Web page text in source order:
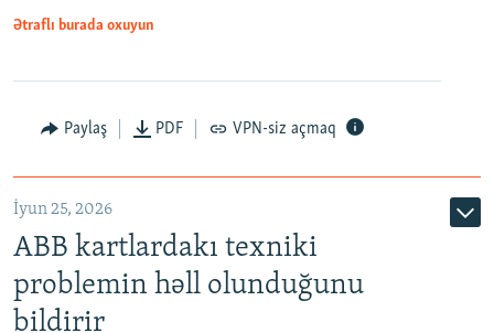
Auto 240p 360p 480p
720p 1080p
Ətraflı burada oxuyun
Paylaş PDF VPN-siz açmaq
İyun 25, 2026
ABB kartlardakı texniki
problemin həll olunduğunu
bildirir